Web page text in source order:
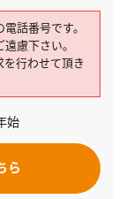
話番号です。
慮下さい。
行わせて頂き
始
ら